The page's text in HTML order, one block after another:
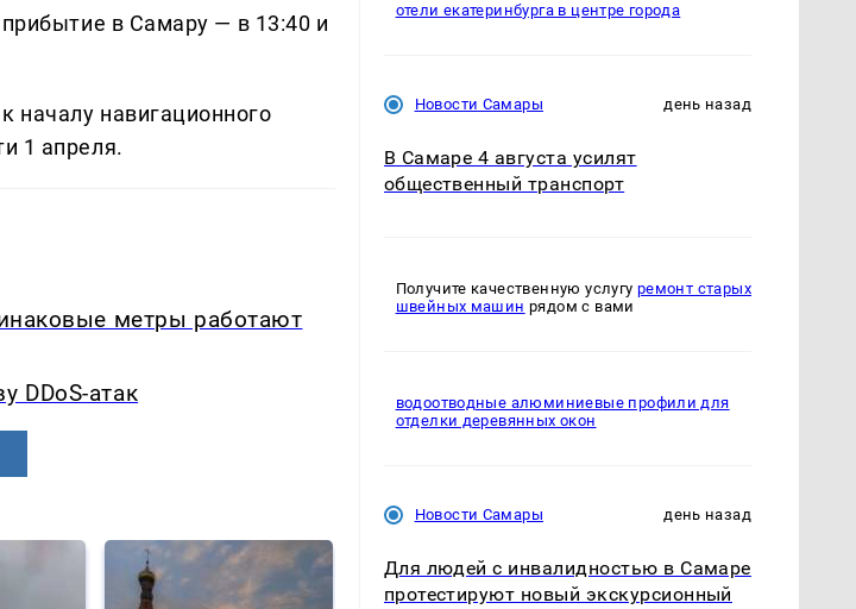
в Самару — в 13:40 и
началу навигационного
1 апреля.
метры работают
DDoS-атак
отели екатеринбурга в центре города
Новости Самары день назад
В Самаре 4 августа усилят
общественный транспорт
Получите качественную услугу ремонт старых
швейных машин рядом с вами
водоотводные алюминиевые профили для
отделки деревянных окон
Новости Самары день назад
Для людей с инвалидностью в Самаре
протестируют новый экскурсионный